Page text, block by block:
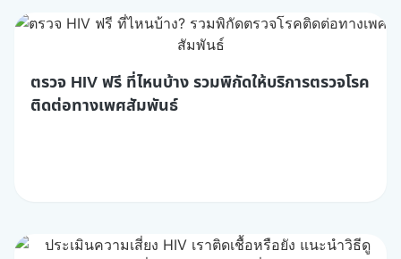
ตรวจ HIV ฟรี ที่ไหนบ้าง รวมพิกัดให้บริการตรวจโรค
ติดต่อทางเพศสัมพันธ์